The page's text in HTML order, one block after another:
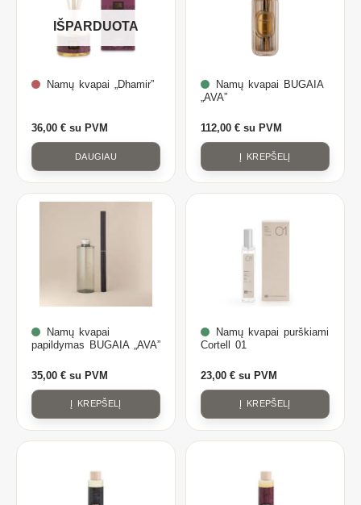
IŠPARDUOTA
Namų kvapai „Dhamir”
36,00 € su PVM
DAUGIAU
Namų kvapai BUGAIA
„AVA”
112,00 € su PVM
Į KREPŠELĮ
Namų kvapai
papildymas BUGAIA „AVA”
35,00 € su PVM
Į KREPŠELĮ
Namų kvapai purškiami
Cortell 01
23,00 € su PVM
Į KREPŠELĮ